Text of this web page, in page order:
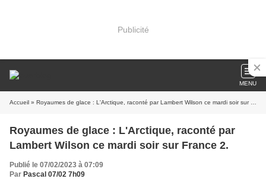
Publicité
MENU
Accueil » Royaumes de glace : L'Arctique, raconté par Lambert Wilson ce mardi soir sur France 2.
Royaumes de glace : L'Arctique, raconté par
Lambert Wilson ce mardi soir sur France 2.
Publié le 07/02/2023 à 07:09
Par Pascal 07/02 7h09